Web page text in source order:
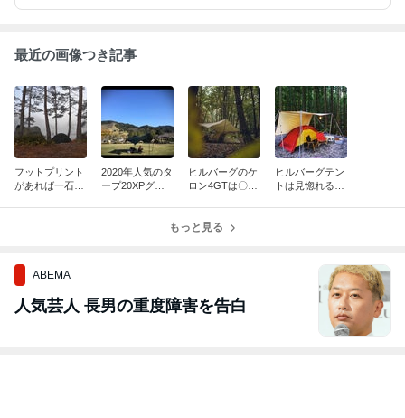
最近の画像つき記事
フットプリント
があれば一石二
2020年人気のタ
ープ20XPグリ
ヒルバーグのケ
ロン4GTは〇〇
らのレビューを
ヒルバーグテン
トは見惚れるほ
もっと見る
ABEMA
人気芸人 長男の重度障害を告白